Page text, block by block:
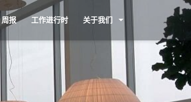
周报 工作进行时 关于我们